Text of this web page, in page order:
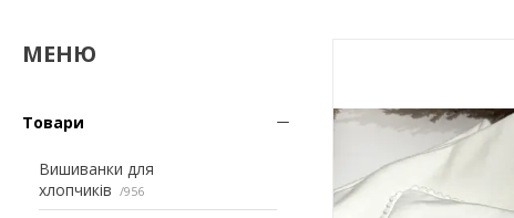
Товари
Вишиванки для
хлопчиків
956